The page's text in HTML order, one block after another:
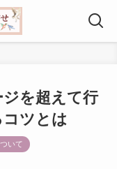
を超えて行
ツとは
いて